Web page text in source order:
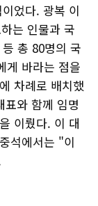
었다. 광복 이
는 인물과 국
총 80명의 국
게 바라는 점을
차례로 배치했
와 함께 임명
이뤘다. 이 대
석에서는 "이